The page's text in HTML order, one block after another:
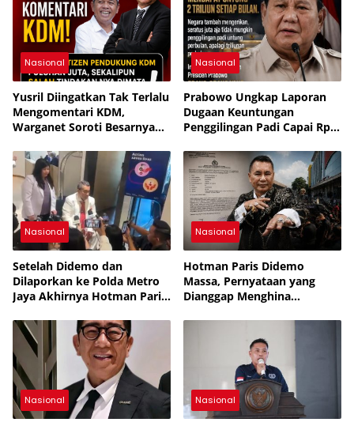
Nasional
Yusril Diingatkan Tak Terlalu
Mengomentari KDM,
Warganet Soroti Besarnya
Nasional
Prabowo Ungkap Laporan
Dugaan Keuntungan
Penggilingan Padi Capai Rp2
Pemerintah Siapkan
Penertiban
Nasional
Setelah Didemo dan
Dilaporkan ke Polda Metro
Jaya Akhirnya Hotman Paris
Singapura
Nasional
Hotman Paris Didemo
Massa, Pernyataan yang
Dianggap Menghina
ke Polda Metro Jaya
Nasional Nasional